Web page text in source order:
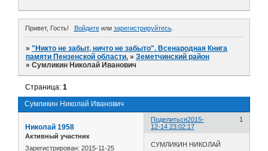
Привет, Гость! Войдитеили зарегистрируйтесь.
»"Никто не забыт, ничто не забыто". Всенародная Книга
памяти Пензенской области. »Земетчинский район
»Сумликин Николай Иванович
Сумликин Николай Иванович
Страница:1
Поделиться 1
2015-
12-14 23:02:17
Николай 1958
Активный участник
Зарегистрирован: 2015-11-25
СУМЛИКИН НИКОЛАЙ